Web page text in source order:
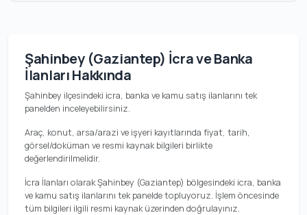
Şahinbey (Gaziantep) İcra ve Banka
İlanları Hakkında
Şahinbey ilçesindeki icra, banka ve kamu satış ilanlarını tek
panelden inceleyebilirsiniz.
Araç, konut, arsa/arazi ve işyeri kayıtlarında fiyat, tarih,
görsel/doküman ve resmi kaynak bilgileri birlikte
değerlendirilmelidir.
İcra İlanları olarak Şahinbey (Gaziantep) bölgesindeki icra, banka
ve kamu satış ilanlarını tek panelde topluyoruz. İşlem öncesinde
tüm bilgileri ilgili resmi kaynak üzerinden doğrulayınız.